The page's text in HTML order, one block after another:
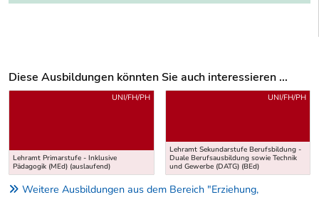
Diese Ausbildungen könnten Sie auch interessieren ...
Uber weitere Ausbildungsvorschläge
Lehramt Primarstufe - Inklusive
Pädagogik (MEd) (auslaufend)
UNI/FH/PH
Lehramt Sekundarstufe Berufsbildung -
Duale Berufsausbildung sowie Technik
und Gewerbe (DATG) (BEd)
UNI/FH/PH
Weitere Ausbildungen aus dem Bereich "Erziehung,